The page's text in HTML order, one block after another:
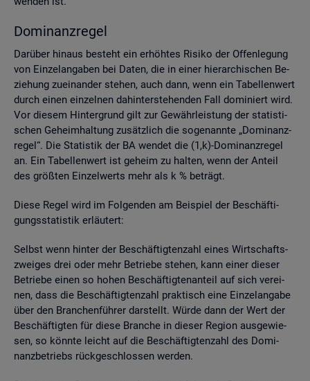
Do­mi­nanz­re­gel
Dar­über hin­aus be­steht ein er­höh­tes Ri­si­ko der Of­fen­le­gung
von Ein­zel­an­ga­ben bei Daten, die in einer hier­ar­chi­schen Be­
zie­hung zu­ein­an­der ste­hen, auch dann, wenn ein Ta­bel­len­wert
durch einen ein­zel­nen da­hin­ter­ste­hen­den Fall do­mi­niert wird.
Vor die­sem Hin­ter­grund gilt zur Ge­währ­leis­tung der sta­tis­ti­
schen Ge­heim­hal­tung zu­sätz­lich die so­ge­nann­te „Do­mi­nanz­
re­gel“. Die Sta­tis­tik der BA wen­det die (1,k)-Do­mi­nanz­re­gel
an. Ein Ta­bel­len­wert ist ge­heim zu hal­ten, wenn der An­teil
des grö­ß­ten Ein­zel­werts mehr als k % be­trägt.
Diese Regel wird im Fol­gen­den am Bei­spiel der Be­schäf­ti­
gungs­sta­tis­tik er­läu­tert:
Selbst wenn hin­ter der Be­schäf­tig­ten­zahl eines Wirt­schafts­
zwei­ges drei oder mehr Be­trie­be ste­hen, kann einer die­ser
Be­trie­be einen so hohen Be­schäf­tig­ten­an­teil auf sich ver­ei­
nen, dass die Be­schäf­tig­ten­zahl prak­tisch eine Ein­zel­an­ga­be
über den Bran­chen­füh­rer dar­stellt. Würde dann der Wert der
Be­schäf­tig­ten für diese Bran­che in die­ser Re­gi­on aus­ge­wie­
sen, so könn­te leicht auf die Be­schäf­tig­ten­zahl des Do­mi­
nanz­be­triebs rück­ge­schlos­sen wer­den.